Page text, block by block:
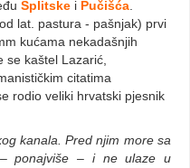
Splitske i Pučišća
lat. pastura - pašnjak) prvi
kućama nekadašnjih
se kaštel Lazarić,
citatima
rodio veliki hrvatski pjesnik
kanala. Pred njim more sa
ponajviše – i ne ulaze u